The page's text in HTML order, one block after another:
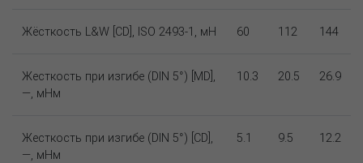
Жёсткость L&W [CD], ISO 2493-1, мН 60 112 144
Жесткость при изгибе (DIN 5°) [MD],
—, мНм
10.3 20.5 26.9
Жесткость при изгибе (DIN 5°) [CD],
—, мНм
5.1 9.5 12.2